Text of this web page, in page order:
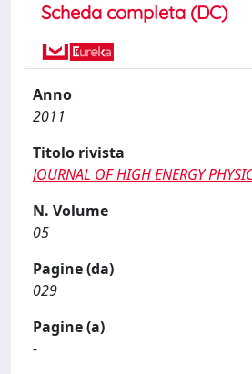
Scheda completa (DC)
Anno
2011
Titolo rivista
JOURNAL OF HIGH ENERGY
N. Volume
05
Pagine (da)
029
Pagine (a)
-